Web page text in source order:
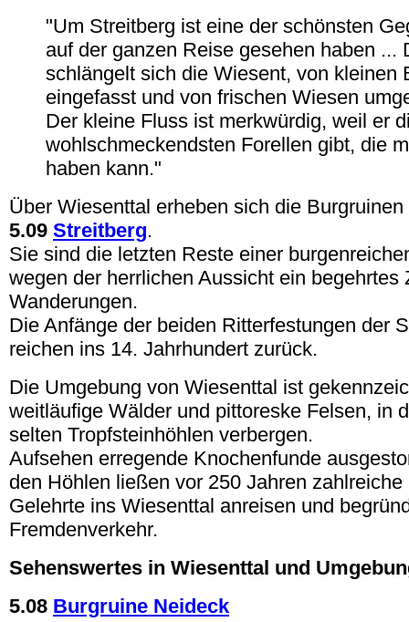
"Um Streitberg ist eine der schönsten
auf der ganzen Reise gesehen haben ...
schlängelt sich die Wiesent, von kleinen
eingefasst und von frischen Wiesen
Der kleine Fluss ist merkwürdig, weil er
wohlschmeckendsten Forellen gibt, die
haben kann."
Über Wiesenttal erheben sich die Burgruinen
5.09 Streitberg.
Sie sind die letzten Reste einer
wegen der herrlichen Aussicht ein begehrtes
Wanderungen.
Die Anfänge der beiden Ritterfestungen der
reichen ins 14. Jahrhundert zurück.
Die Umgebung von Wiesenttal ist
weitläufige Wälder und pittoreske Felsen, in
selten Tropfsteinhöhlen verbergen.
Aufsehen erregende Knochenfunde
den Höhlen ließen vor 250 Jahren zahlreiche
Gelehrte ins Wiesenttal anreisen und
Fremdenverkehr.
Sehenswertes in Wiesenttal und
5.08 Burgruine Neideck